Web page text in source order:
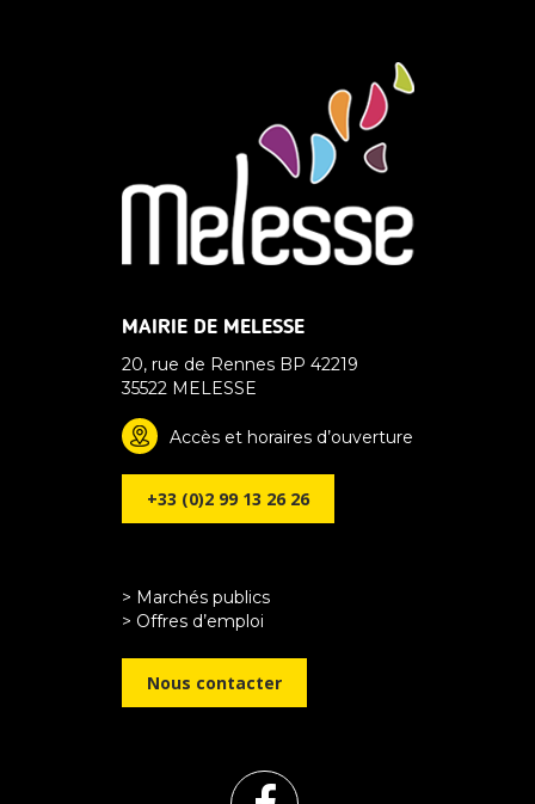
MAIRIE DE MELESSE
20, rue de Rennes BP 42219
35522 MELESSE
Accès et horaires d’ouverture
+33 (0)2 99 13 26 26
> Marchés publics
> Offres d’emploi
Nous contacter